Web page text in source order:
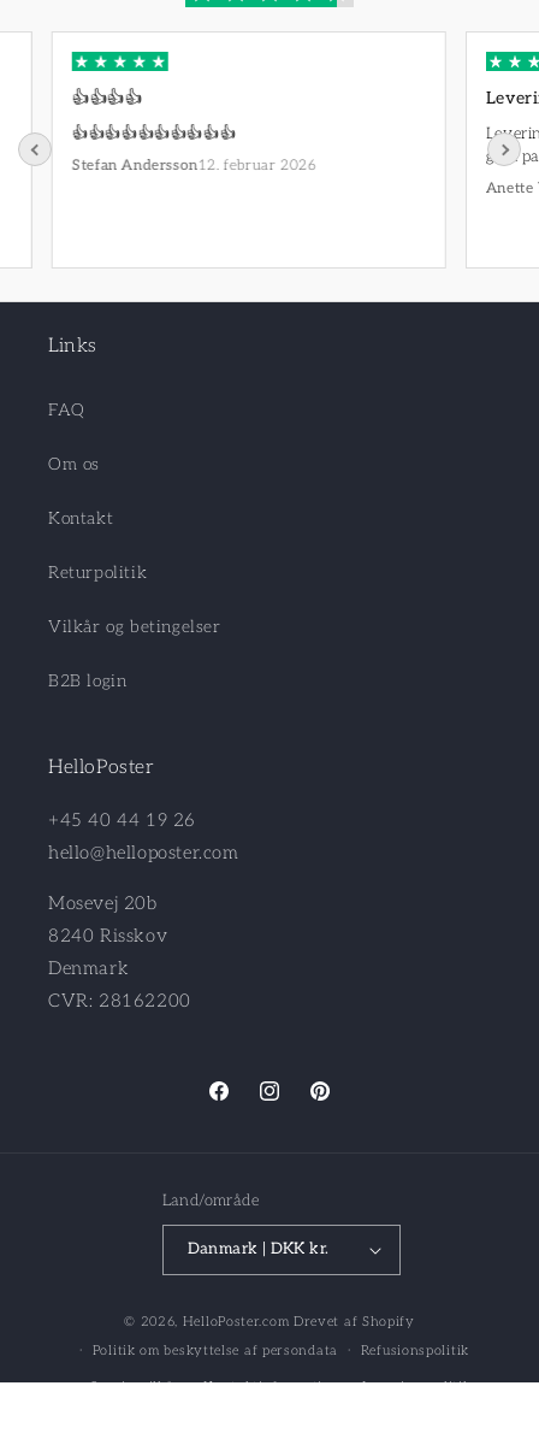
👍👍👍👍
👍👍👍👍👍👍👍👍👍👍
Stefan Andersson12. februar 2026
godt
Anette
Links
FAQ
Om os
Kontakt
Returpolitik
Vilkår og betingelser
B2B login
HelloPoster
+45 40 44 19 26
hello@helloposter.com
Mosevej 20b
8240 Risskov
Denmark
CVR: 28162200
FacebookInstagramPinterest
Land/område
Danmark | DKK kr.
© 2026, HelloPoster.com Drevet af Shopify
Politik om beskyttelse af persondata
Refusionspolitik
Servicevilkår Kontaktinformation Leveringspolitik